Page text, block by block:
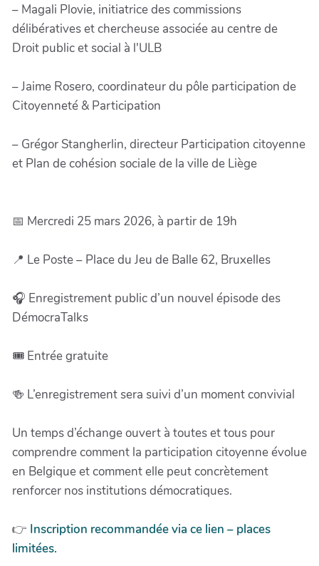
– Magali Plovie, initiatrice des commissions
délibératives et chercheuse associée au centre de
Droit public et social à l'ULB
– Jaime Rosero, coordinateur du pôle participation de
Citoyenneté & Participation
– Grégor Stangherlin, directeur Participation citoyenne
et Plan de cohésion sociale de la ville de Liège
📅 Mercredi 25 mars 2026, à partir de 19h
📍 Le Poste – Place du Jeu de Balle 62, Bruxelles
🎧 Enregistrement public d’un nouvel épisode des
DémocraTalks
🎟️ Entrée gratuite
🍻 L’enregistrement sera suivi d’un moment convivial
Un temps d’échange ouvert à toutes et tous pour
comprendre comment la participation citoyenne évolue
en Belgique et comment elle peut concrètement
renforcer nos institutions démocratiques.
👉 Inscription recommandée via ce lien – places
limitées.